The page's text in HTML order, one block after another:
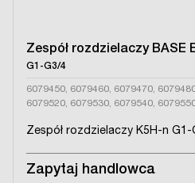
Zespół rozdzielaczy BASE
G1-G3/4
6079450, 6079460, 6079470,
6079520, 6079530, 6079540,
Zespół rozdzielaczy K5H-n G1-
Zapytaj handlowca